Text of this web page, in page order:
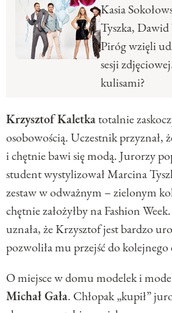
Kasia
Tyszka,
Piróg wzięli
sesji
kulisami?
Krzysztof Kaletkatotalnie
osobowością. Uczestnik przyznał,
i chętnie bawi się modą. Jurorzy
student wystylizował Marcina
zestaw w odważnym – zielonym
chętnie założyłby na Fashion
uznała, że Krzysztof jest bardzo
pozwoliła mu przejść do kolejnego
O miejsce w domu modelek i
Michał Gała. Chłopak „kupił”